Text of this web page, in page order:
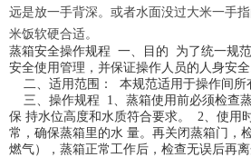
远是放一手背深。或者水面没过大米一手
米饭软硬合适。
蒸箱安全操作规程 一、目的 为了统一规
安全使用管理，并保证操作人员的人身安全
二、适用范围： 本规范适用于操作间所
三、操作规程 1、蒸箱使用前必须检查蒸
保 持水位高度和水质符合要求。 2、使用
常，确保蒸箱里的水 量。再关闭蒸箱门，
燃气），蒸箱正常工作后，检查无误后再